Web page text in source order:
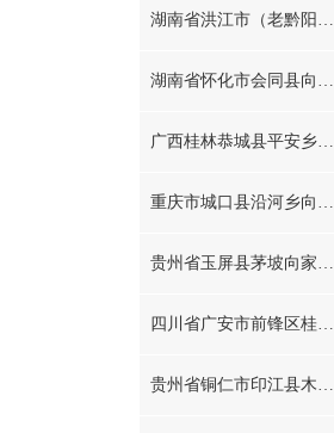
湖南省洪江市（老黔阳县）岔头乡阳坡村向氏宗源
湖南省怀化市会同县向氏宗源
广西桂林恭城县平安乡向氏宗源
重庆市城口县沿河乡向氏椿木湾支系
贵州省玉屏县茅坡向家寨向永龙公支
四川省广安市前锋区桂兴镇联丰村向氏
贵州省铜仁市印江县木黄镇向氏